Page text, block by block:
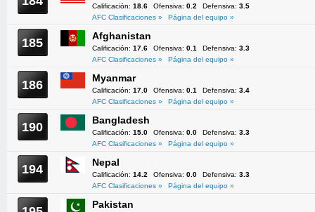
Calificación: 18.6 Ofensiva: 0.2 Defensiva: 3.5
AFC Clasificaciones »
Página del equipo »
185 Afghanistan
Calificación: 17.6 Ofensiva: 0.1 Defensiva: 3.3
AFC Clasificaciones »
Página del equipo »
186 Myanmar
Calificación: 17.0 Ofensiva: 0.1 Defensiva: 3.4
AFC Clasificaciones »
Página del equipo »
190 Bangladesh
Calificación: 15.0 Ofensiva: 0.0 Defensiva: 3.3
AFC Clasificaciones »
Página del equipo »
194 Nepal
Calificación: 14.2 Ofensiva: 0.0 Defensiva: 3.3
AFC Clasificaciones »
Página del equipo »
Pakistan